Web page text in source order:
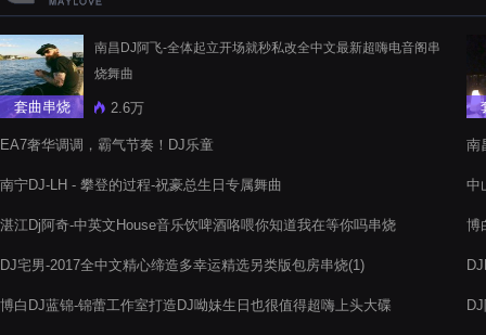
套曲串烧
南昌DJ阿飞-全体起立开场就秒私改全中文最新超嗨电音阁串
烧舞曲
2.6万
EA7奢华调调，霸气节奏！DJ乐童
南宁DJ-LH - 攀登的过程-祝豪总生日专属舞曲
湛江Dj阿奇-中英文House音乐饮啤酒咯喂你知道我在等你吗串烧
DJ宅男-2017全中文精心缔造多幸运精选另类版包房串烧(1)
博白DJ蓝锦-锦蕾工作室打造DJ呦妹生日也很值得超嗨上头大碟
南
中
博